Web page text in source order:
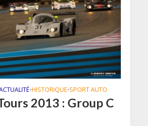
•HISTORIQUE•SPORT AUTO
2013 : Group C